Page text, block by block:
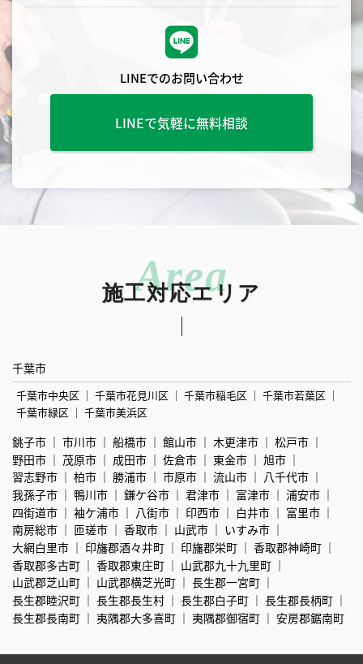
LINEでのお問い合わせ
LINEで気軽に無料相談
施工対応エリア
千葉市
千葉市中央区 千葉市花見川区 千葉市稲毛区
千葉市若葉区
千葉市緑区
千葉市美浜区
銚子市 市川市 船橋市 館山市 木更津市
松戸市
野田市
茂原市 成田市 佐倉市 東金市
旭市
習志野市
柏市 勝浦市 市原市 流山市
八千代市
我孫子市
鴨川市 鎌ケ谷市 君津市 富津市
浦安市
四街道市
袖ケ浦市 八街市 印西市 白井市
富里市
南房総市
匝瑳市 香取市 山武市
いすみ市
大網白里市
印旛郡酒々井町 印旛郡栄町
香取郡神崎町
香取郡多古町
香取郡東庄町
山武郡九十九里町
山武郡芝山町
山武郡横芝光町
長生郡一宮町
長生郡睦沢町
長生郡長生村 長生郡白子町
長生郡長柄町
長生郡長南町
夷隅郡大多喜町 夷隅郡御宿町 安房郡鋸南町